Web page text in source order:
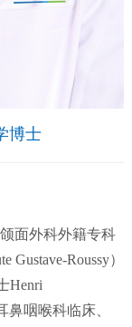
博士
面外科外籍专科
Roussy）
Henri
鼻咽喉科临床、